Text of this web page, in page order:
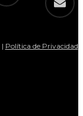
| Política de Privacidad